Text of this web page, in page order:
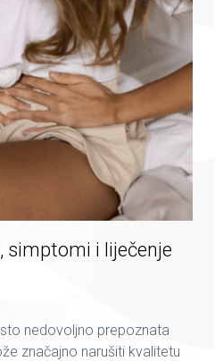
simptomi i liječenje
nedovoljno prepoznata
značajno narušiti kvalitetu